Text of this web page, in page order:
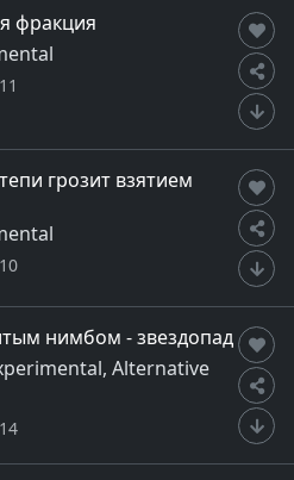
фракция
11
грозит взятием
10
нимбом - звездопад
Alternative
14